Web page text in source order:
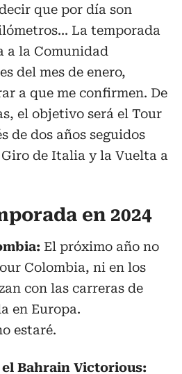
que por día son
La temporada
a la Comunidad
del mes de enero,
a que me confirmen. De
el objetivo será el Tour
de dos años seguidos
de Italia y la Vuelta a
en 2024
El próximo año no
Colombia, ni en los
con las carreras de
en Europa.
estaré.
Bahrain Victorious: